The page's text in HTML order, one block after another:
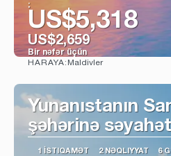
:
US$5,318
US$2,659
Bir nəfər üçün
HARAYA: Maldivler
Yunanıstanın
şəhərinə səyahət
1 İSTIQAMƏT 2 NƏQLIYYAT 6